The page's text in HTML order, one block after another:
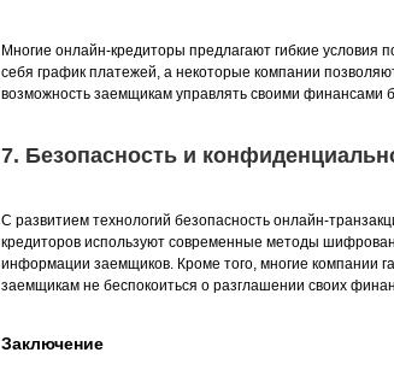
Многие онлайн-кредиторы предлагают гибкие условия
себя график платежей, а некоторые компании
возможность заемщикам управлять своими финансами
7. Безопасность и
С развитием технологий безопасность онлайн-
кредиторов используют современные методы
информации заемщиков. Кроме того, многие компании
заемщикам не беспокоиться о разглашении своих
Заключение